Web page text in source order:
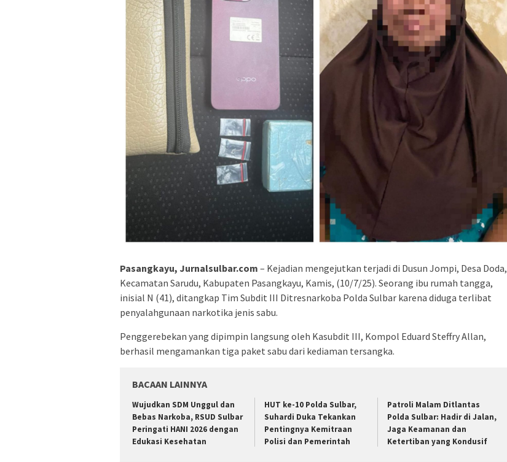
Pasangkayu, Jurnalsulbar.com – Kejadian mengejutkan terjadi di Dusun Jompi, Desa Doda,
Kecamatan Sarudu, Kabupaten Pasangkayu, Kamis, (10/7/25). Seorang ibu rumah tangga,
inisial N (41), ditangkap Tim Subdit III Ditresnarkoba Polda Sulbar karena diduga terlibat
penyalahgunaan narkotika jenis sabu.
Penggerebekan yang dipimpin langsung oleh Kasubdit III, Kompol Eduard Steffry Allan,
berhasil mengamankan tiga paket sabu dari kediaman tersangka.
BACAAN LAINNYA
Wujudkan SDM Unggul dan
Bebas Narkoba, RSUD Sulbar
Peringati HANI 2026 dengan
Edukasi Kesehatan
HUT ke-10 Polda Sulbar,
Suhardi Duka Tekankan
Pentingnya Kemitraan
Polisi dan Pemerintah
Patroli Malam Ditlantas
Polda Sulbar: Hadir di Jalan,
Jaga Keamanan dan
Ketertiban yang Kondusif